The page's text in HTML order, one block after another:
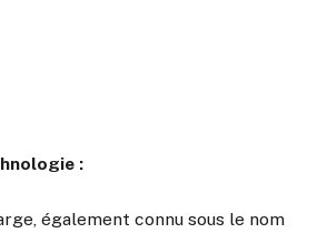
:
également connu sous le nom